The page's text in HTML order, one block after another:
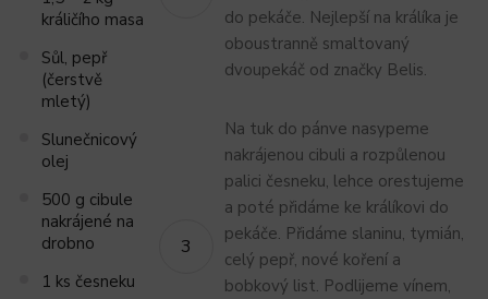
králičího masa
Sůl, pepř
(čerstvě
mletý)
Slunečnicový
olej
500 g cibule
nakrájené na
drobno
1 ks česneku
do pekáče. Nejlepší na králíka je
oboustranně smaltovaný
dvoupekáč od značky Belis.
Na tuk do pánve nasypeme
nakrájenou cibuli a rozpůlenou
palici česneku, lehce orestujeme
a poté přidáme ke králíkovi do
pekáče. Přidáme slaninu, tymián,
celý pepř, nové koření a
bobkový list. Podlijeme vínem,